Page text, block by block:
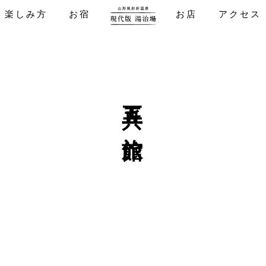
楽しみ方 お宿 お店 アクセス
五兵エ旅館